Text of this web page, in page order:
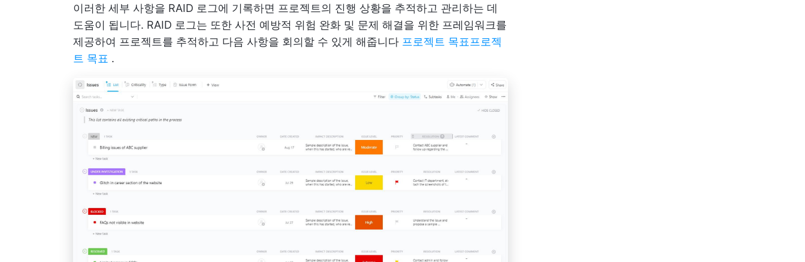
이러한 세부 사항을 RAID 로그에 기록하면 프로젝트의 진행 상황을 추적하고 관리하는 데
도움이 됩니다. RAID 로그는 또한 사전 예방적 위험 완화 및 문제 해결을 위한 프레임워크를
제공하여 프로젝트를 추적하고 다음 사항을 회의할 수 있게 해줍니다 프로젝트 목표프로젝
트 목표 .